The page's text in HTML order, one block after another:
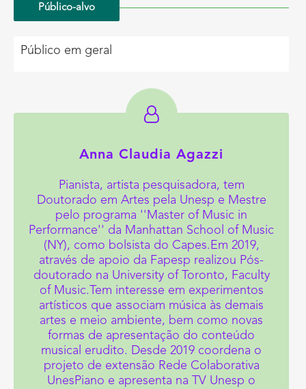
Público-alvo
Público em geral
Anna Claudia Agazzi
Pianista, artista pesquisadora, tem
Doutorado em Artes pela Unesp e Mestre
pelo programa ''Master of Music in
Performance'' da Manhattan School of Music
(NY), como bolsista do Capes.Em 2019,
através de apoio da Fapesp realizou Pós-
doutorado na University of Toronto, Faculty
of Music.Tem interesse em experimentos
artísticos que associam música às demais
artes e meio ambiente, bem como novas
formas de apresentação do conteúdo
musical erudito. Desde 2019 coordena o
projeto de extensão Rede Colaborativa
UnesPiano e apresenta na TV Unesp o